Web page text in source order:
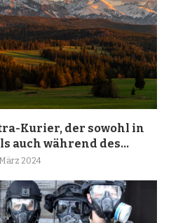
Kurier, der sowohl in
auch während des...
2024